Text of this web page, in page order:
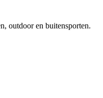
outdoor en buitensporten.